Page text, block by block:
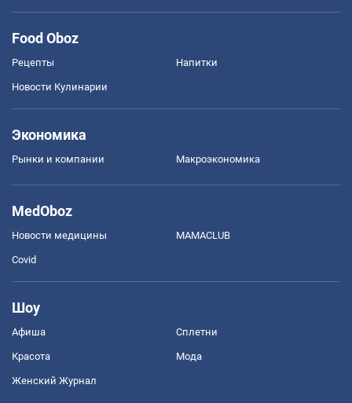
Food Oboz
Рецепты Напитки
Новости Кулинарии
Экономика
Рынки и компании Mакроэкономика
MedOboz
Новости медицины MAMACLUB
Covid
Шоу
Афиша Сплетни
Красота Мода
Женский Журнал